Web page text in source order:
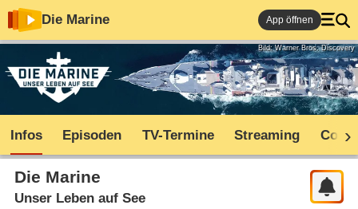
Die Marine App öffnen
Bild: Warner Bros. Discovery
Infos Episoden TV-Termine Streaming
Die Marine
Unser Leben auf See